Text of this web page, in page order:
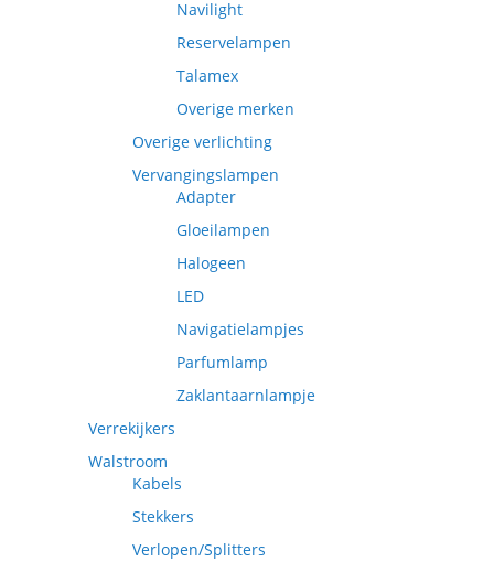
Navilight
Reservelampen
Talamex
Overige merken
Overige verlichting
Vervangingslampen
Adapter
Gloeilampen
Halogeen
LED
Navigatielampjes
Parfumlamp
Zaklantaarnlampje
Verrekijkers
Walstroom
Kabels
Stekkers
Verlopen/Splitters